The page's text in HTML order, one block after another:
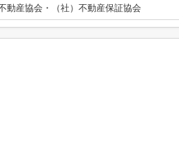
動産協会・（社）不動産保証協会